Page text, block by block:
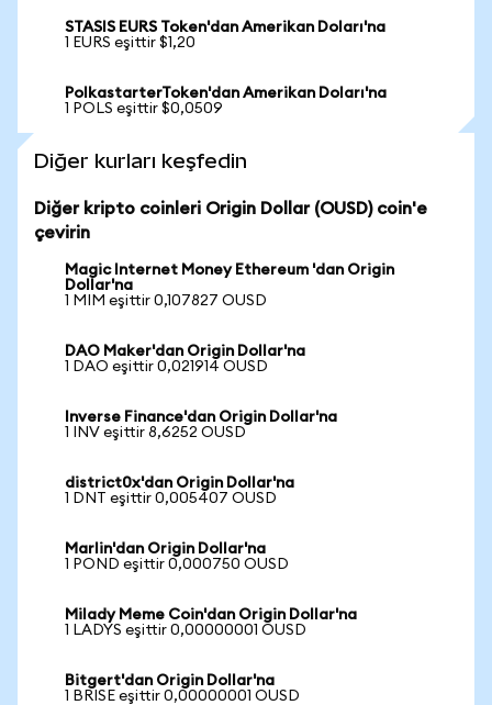
STASIS EURS Token'dan Amerikan Doları'na
1 EURS eşittir $1,20
PolkastarterToken'dan Amerikan Doları'na
1 POLS eşittir $0,0509
Diğer kurları keşfedin
Diğer kripto coinleri Origin Dollar (OUSD) coin'e
çevirin
Magic Internet Money Ethereum 'dan Origin
Dollar'na
1 MIM eşittir 0,107827 OUSD
DAO Maker'dan Origin Dollar'na
1 DAO eşittir 0,021914 OUSD
Inverse Finance'dan Origin Dollar'na
1 INV eşittir 8,6252 OUSD
district0x'dan Origin Dollar'na
1 DNT eşittir 0,005407 OUSD
Marlin'dan Origin Dollar'na
1 POND eşittir 0,000750 OUSD
Milady Meme Coin'dan Origin Dollar'na
1 LADYS eşittir 0,00000001 OUSD
Bitgert'dan Origin Dollar'na
1 BRISE eşittir 0,00000001 OUSD